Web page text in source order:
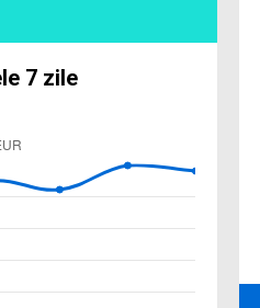
7 zile